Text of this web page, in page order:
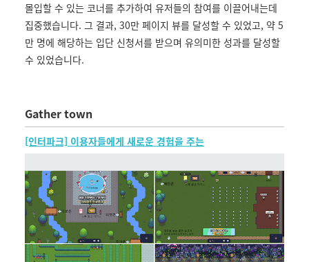
몰입할 수 있는 코너를 추가하여 유저들의 참여를 이끌어내는데
집중했습니다. 그 결과, 30만 페이지 뷰를 달성할 수 있었고, 약 5
만 명에 해당하는 입단 신청서를 받으며 유의미한 성과를 달성할
수 있었습니다.
Gather town
[인터파크] 이용자들에게 새로운 경험을 주는